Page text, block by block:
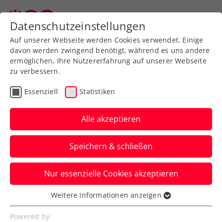
Zurück zur Newsübersicht
Allgemeine Klasse
ÖTV-Bundesliga: Derbys,
„Spenden“ und
Bereicherungen
Der Doppelspieltag der 2. Division bringt
viele Lokalduelle, mit teils großem
Datenschutzeinstellungen
Auf unserer Webseite werden Cookies verwendet. Einige
davon werden zwingend benötigt, während es uns andere
ermöglichen, Ihre Nutzererfahrung auf unserer Webseite
zu verbessern.
Essenziell Statistiken
Alle akzeptieren
Speichern & schließen
Nur essenzielle Cookies akzeptieren
Essenziell
Essenzielle Cookies werden für grundlegende
Weitere Informationen anzeigen
Powered by